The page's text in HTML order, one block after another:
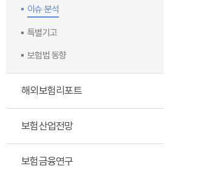
이슈 분석
특별기고
보험법 동향
해외보험리포트
보험산업전망
보험금융연구